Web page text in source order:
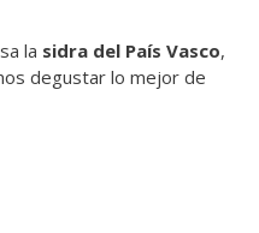
la sidra del País Vasco,
degustar lo mejor de